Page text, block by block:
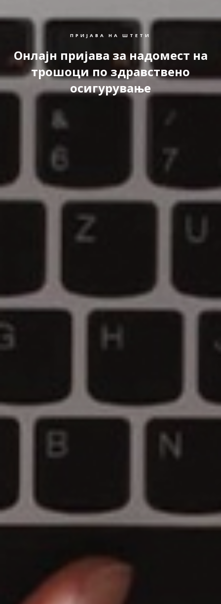
ПРИЈАВА НА ШТЕТИ
Онлајн пријава за надомест на
трошоци по здравствено
осигурување